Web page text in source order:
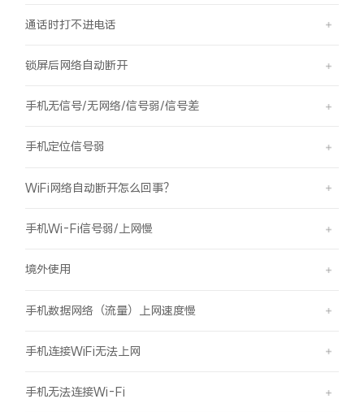
通话时打不进电话
锁屏后网络自动断开
手机无信号/无网络/信号弱/信号差
手机定位信号弱
WiFi网络自动断开怎么回事？
手机Wi-Fi信号弱/上网慢
境外使用
手机数据网络（流量）上网速度慢
手机连接WiFi无法上网
手机无法连接Wi-Fi